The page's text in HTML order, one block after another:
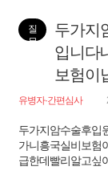
질
문
두가지
입니다
보험이
유병자·간편심사
두가지암수술후입
가니흥국실비보험
급한데빨리알고싶